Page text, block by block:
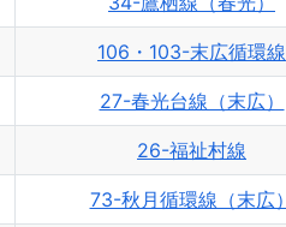
106・103-末広循環線
27-春光台線（末広）
26-福祉村線
73-秋月循環線（末広）